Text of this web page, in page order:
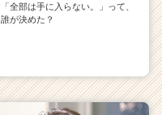
「全部は手に入らない。」って、
誰が決めた？